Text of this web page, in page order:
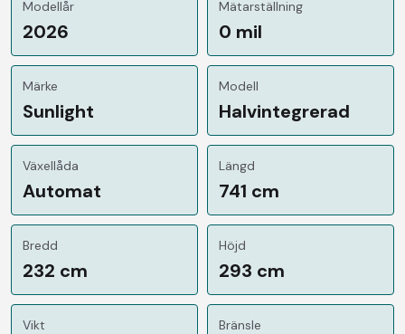
Modellår
2026
Mätarställning
0 mil
Märke
Sunlight
Modell
Halvintegrerad
Växellåda
Automat
Längd
741 cm
Bredd
232 cm
Höjd
293 cm
Vikt Bränsle